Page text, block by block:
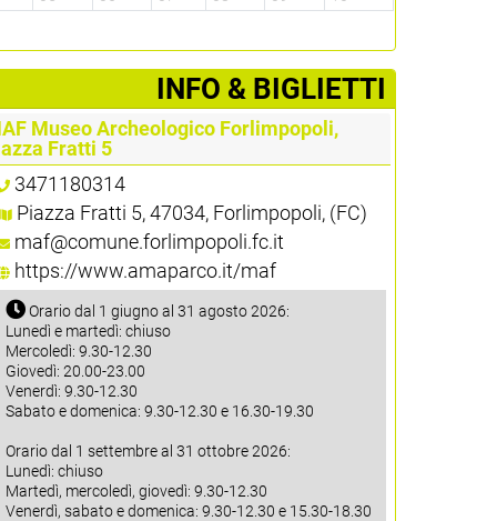
­INFO & BIGLIETTI
Museo Archeologico Forlimpopoli,
Fratti 5
3471180314
Piazza Fratti 5, 47034, Forlimpopoli, (FC)
maf@comune.forlimpopoli.fc.it
https://www.amaparco.it/maf
Orario dal 1 giugno al 31 agosto 2026:
Lunedì e martedì: chiuso
Mercoledì: 9.30-12.30
Giovedì: 20.00-23.00
Venerdì: 9.30-12.30
Sabato e domenica: 9.30-12.30 e 16.30-19.30
Orario dal 1 settembre al 31 ottobre 2026:
Lunedì: chiuso
Martedì, mercoledì, giovedì: 9.30-12.30
Venerdì, sabato e domenica: 9.30-12.30 e 15.30-18.30